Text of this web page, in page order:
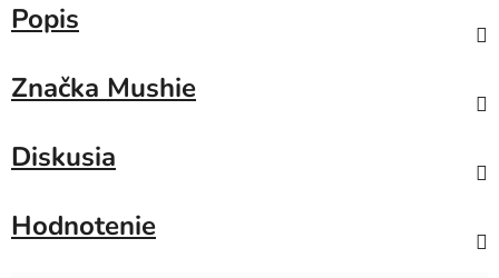
Popis
Značka Mushie
Diskusia
Hodnotenie